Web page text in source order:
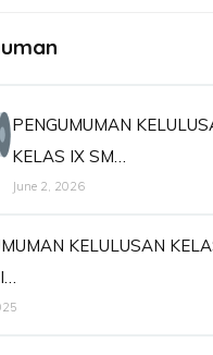
PENGUMUMAN
KELAS IX SM…
June 2, 2026
KELULUSAN